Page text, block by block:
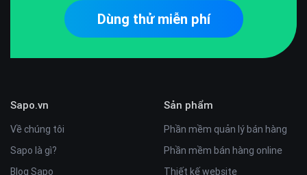
Dùng thử miễn phí
Sapo.vn
Về chúng tôi
Sapo là gì?
Blog Sapo
Sản phẩm
Phần mềm quản lý bán hàng
Phần mềm bán hàng online
Thiết kế website